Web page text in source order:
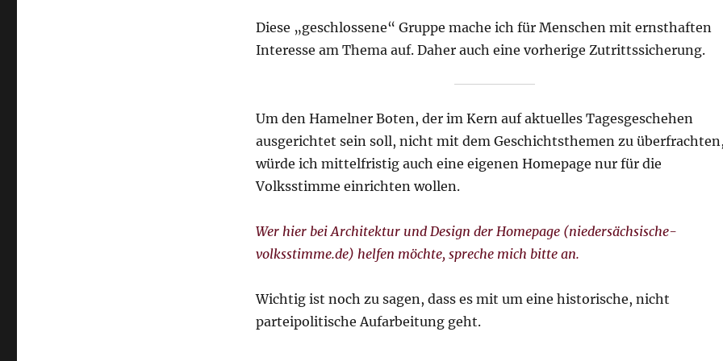
Diese „geschlossene“ Gruppe mache ich für Menschen mit ernsthaften
Interesse am Thema auf. Daher auch eine vorherige Zutrittssicherung.
Um den Hamelner Boten, der im Kern auf aktuelles Tagesgeschehen
ausgerichtet sein soll, nicht mit dem Geschichtsthemen zu
würde ich mittelfristig auch eine eigenen Homepage nur für die
Volksstimme einrichten wollen.
Wer hier bei Architektur und Design der Homepage (niedersächsische-
volksstimme.de) helfen möchte, spreche mich bitte an.
Wichtig ist noch zu sagen, dass es mit um eine historische, nicht
parteipolitische Aufarbeitung geht.